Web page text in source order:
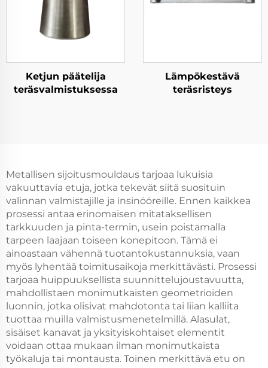
Ketjun päätelija
teräsvalmistuksessa
Lämpökestävä
teräsristeys
Metallisen sijoitusmouldaus tarjoaa lukuisia
vakuuttavia etuja, jotka tekevät siitä suosituin
valinnan valmistajille ja insinööreille. Ennen kaikkea
prosessi antaa erinomaisen mitataksellisen
tarkkuuden ja pinta-termin, usein poistamalla
tarpeen laajaan toiseen konepitoon. Tämä ei
ainoastaan vähennä tuotantokustannuksia, vaan
myös lyhentää toimitusaikoja merkittävästi. Prosessi
tarjoaa huippuuksellista suunnittelujoustavuutta,
mahdollistaen monimutkaisten geometrioiden
luonnin, jotka olisivat mahdotonta tai liian kalliita
tuottaa muilla valmistusmenetelmillä. Alasulat,
sisäiset kanavat ja yksityiskohtaiset elementit
voidaan ottaa mukaan ilman monimutkaista
työkaluja tai montausta. Toinen merkittävä etu on